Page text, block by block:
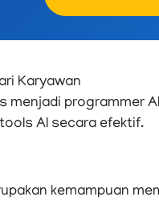
Karyawan
menjadi programmer
AI secara efektif.
kemampuan